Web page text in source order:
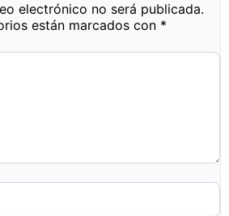
electrónico no será publicada.
están marcados con *